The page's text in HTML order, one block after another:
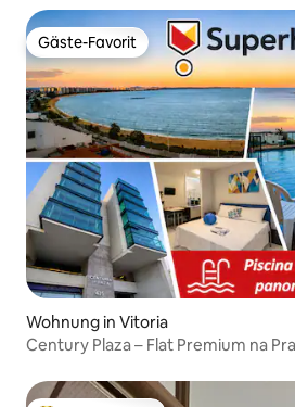
Gäste-Favorit
Gäste-Favorit
Wohnung in Vitoria
Century Plaza – Flat Premium na